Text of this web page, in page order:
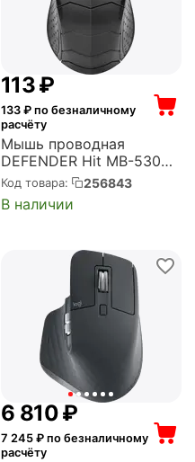
‍113‍₽
133₽ по безналичному
расчёту
Мышь проводная
DEFENDER Hit MB-530
Black USB, 1000 dpi,
оптическая, чёрная
(52530)
Код товара: 256843
В наличии
6 810₽
7 245₽ по безналичному
расчёту